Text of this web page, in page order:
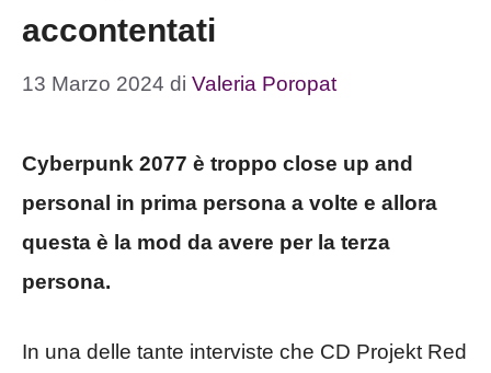
accontentati
13 Marzo 2024 di Valeria Poropat
Cyberpunk 2077 è troppo close up and
personal in prima persona a volte e allora
questa è la mod da avere per la terza
persona.
In una delle tante interviste che CD Projekt Red